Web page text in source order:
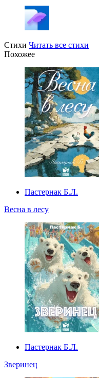
Стихи Читать все стихи
Похожее
Пастернак Б.Л.
Весна в лесу
Пастернак Б.Л.
Зверинец